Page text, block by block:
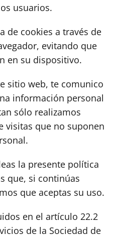
usuarios.
de cookies a través de
evitando que
en su dispositivo.
sitio web, te comunico
información personal
sólo realizamos
visitas que no suponen
la presente política
que, si continúas
que aceptas su uso.
en el artículo 22.2
de la Sociedad de